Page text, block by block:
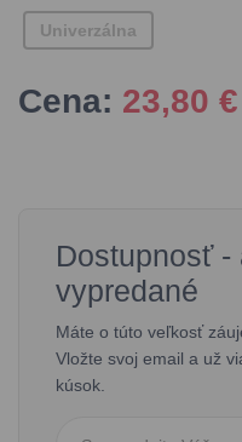
Univerzálna
Cena: 23,80 €
Dostupnosť -
vypredané
Máte o túto veľkosť
Vložte svoj email a už
kúsok.